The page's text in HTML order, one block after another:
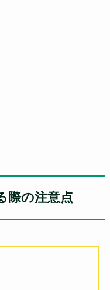
際の注意点